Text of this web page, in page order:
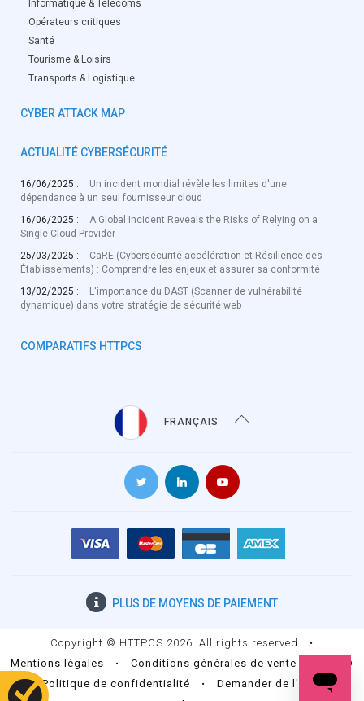
Informatique & Télécoms
Opérateurs critiques
Santé
Tourisme & Loisirs
Transports & Logistique
CYBER ATTACK MAP
ACTUALITÉ CYBERSÉCURITÉ
16/06/2025 :
Un incident mondial révèle les limites d'une
dépendance à un seul fournisseur cloud
16/06/2025 :
A Global Incident Reveals the Risks of Relying on a
Single Cloud Provider
25/03/2025 :
CaRE (Cybersécurité accélération et Résilience des
Établissements) : Comprendre les enjeux et assurer sa conformité
13/02/2025 :
L'importance du DAST (Scanner de vulnérabilité
dynamique) dans votre stratégie de sécurité web
COMPARATIFS HTTPCS
FRANÇAIS
PLUS DE MOYENS DE PAIEMENT
Copyright © HTTPCS 2026. All rights reserved
•
Mentions légales
• Conditions générales de vente
RGPD
•
Politique de confidentialité • Demander de l'aide
•